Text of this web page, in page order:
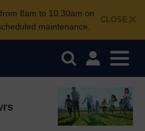
CLOSE
8am to 10.30am on
maintenance.